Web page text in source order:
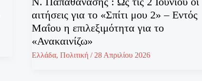
αιτήσεις για το «Σπίτι μου 2» – Εντός
Μαΐου η επιλεξιμότητα για το
«Ανακαινίζω»
Ελλάδα, Πολιτική/ 28 Απριλίου 2026